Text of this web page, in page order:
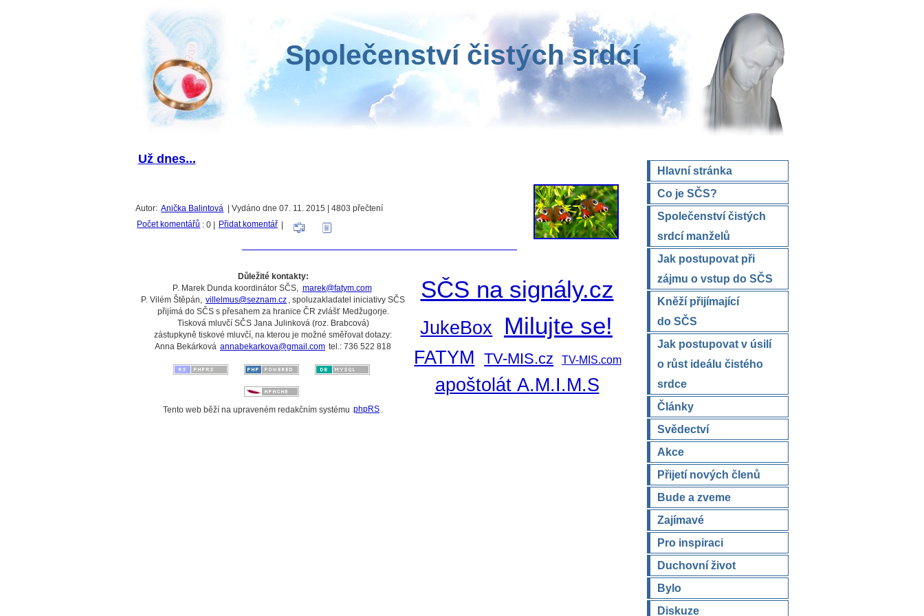
Společenství čistých srdcí
Hlavní stránka
Co je SČS?
Společenství čistých
srdcí manželů
Jak postupovat při
zájmu o vstup do SČS
Kněží přijímající
do SČS
Jak postupovat v úsilí
o růst ideálu čistého
srdce
Články
Svědectví
Akce
Přijetí nových členů
Bude a zveme
Zajímavé
Pro inspiraci
Duchovní život
Bylo
Diskuze
Už dnes...
Autor: Anička Balintová
| Vydáno dne 07. 11. 2015 | 4803 přečtení
Počet komentářů : 0 | Přidat komentář
Důležité kontakty:
P. Marek Dunda koordinátor SČS,
marek@fatym.com
P. Vilém Štěpán,
villelmus@seznam.cz
, spoluzakladatel iniciativy SČS
přijímá do SČS s přesahem za hranice ČR zvlášť Medžugorje.
Tisková mluvčí SČS Jana Julinková (roz. Brabcová)
zástupkyně tiskové mluvčí, na kterou je možné směřovat dotazy:
Anna Bekárková annabekarkova@gmail.com tel.: 736 522 818
Tento web běží na upraveném redakčním systému phpRS
SČS na signály.cz
JukeBox Milujte se!
FATYM TV-MIS.cz TV-MIS.com
apoštolát A.M.I.M.S